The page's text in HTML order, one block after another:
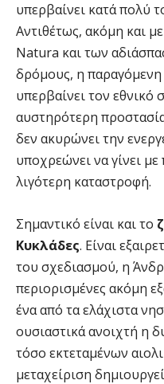
υπερβαίνει κατά πολύ
Αντιθέτως, ακόμη και
Natura και των
δρόμους, η παραγόμενη
υπερβαίνει τον εθνικό
αυστηρότερη
δεν ακυρώνει την
υποχρεώνει να γίνει
λιγότερη καταστροφή.
Σημαντικό είναι και το
Κυκλάδες. Είναι
του σχεδιασμού, η
περιορισμένες ακόμη
ένα από τα ελάχιστα
ουσιαστικά ανοιχτή η
τόσο εκτεταμένων
μεταχείριση